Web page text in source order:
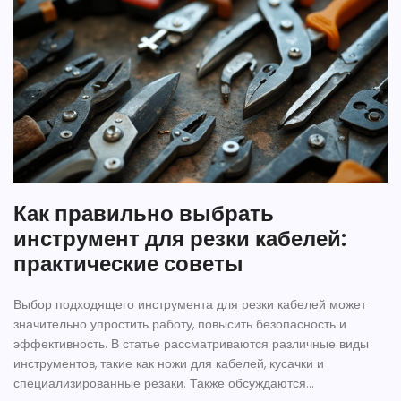
Как правильно выбрать
инструмент для резки кабелей:
практические советы
Выбор подходящего инструмента для резки кабелей может
значительно упростить работу, повысить безопасность и
эффективность. В статье рассматриваются различные виды
инструментов, такие как ножи для кабелей, кусачки и
специализированные резаки. Также обсуждаются